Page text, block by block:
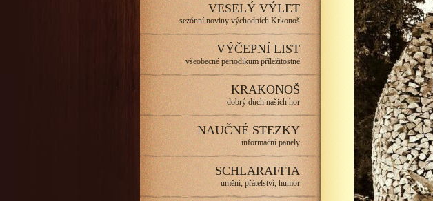
VESELÝ VÝLET
sezónní noviny východních Krkonoš
VÝČEPNÍ LIST
všeobecné periodikum příležitostné
KRAKONOŠ
dobrý duch našich hor
NAUČNÉ STEZKY
informační panely
SCHLARAFFIA
umění, přátelství, humor